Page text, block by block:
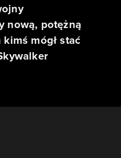
nową, potężną
mógł stać